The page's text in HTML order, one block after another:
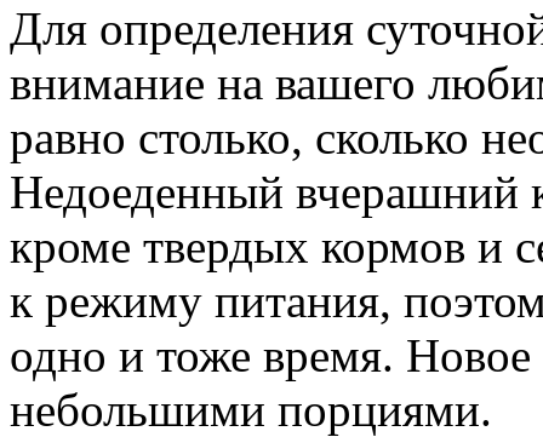
Для определения
внимание на вашего
равно столько, сколько
Недоеденный вчерашний
кроме твердых кормов и
к режиму питания,
одно и тоже время. Новое
небольшими порциями.